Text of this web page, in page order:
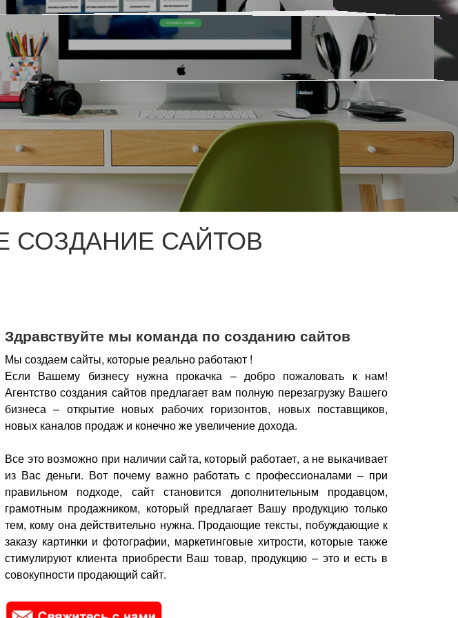
САЙТОВ
Здравствуйте мы команда по созданию сайтов
Мы создаем сайты, которые реально работают !
Если Вашему бизнесу нужна прокачка – добро пожаловать к нам!
Агентство создания сайтов предлагает вам полную перезагрузку Вашего
бизнеса – открытие новых рабочих горизонтов, новых поставщиков,
новых каналов продаж и конечно же увеличение дохода.
Все это возможно при наличии сайта, который работает, а не выкачивает
из Вас деньги. Вот почему важно работать с профессионалами – при
правильном подходе, сайт становится дополнительным продавцом,
грамотным продажником, который предлагает Вашу продукцию только
тем, кому она действительно нужна. Продающие тексты, побуждающие к
заказу картинки и фотографии, маркетинговые хитрости, которые также
стимулируют клиента приобрести Ваш товар, продукцию – это и есть в
совокупности продающий сайт.